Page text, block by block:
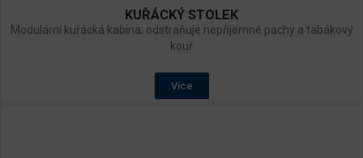
KUŘÁCKÝ STOLEK
Modulární kuřácká kabina; odstraňuje nepříjemné pachy a tabákový
kouř
Více